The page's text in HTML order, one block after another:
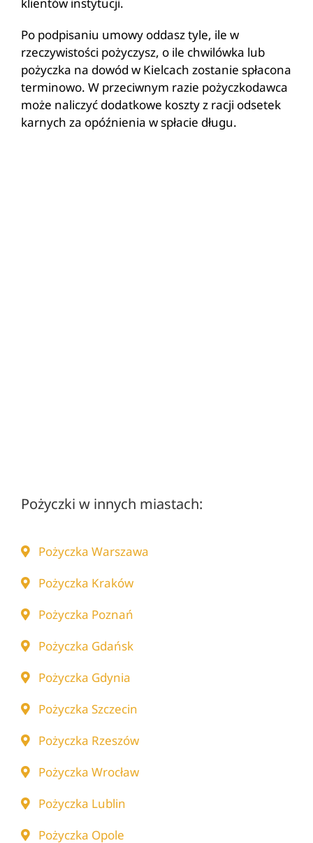
klientów instytucji.
Po podpisaniu umowy oddasz tyle, ile w
rzeczywistości pożyczysz, o ile chwilówka lub
pożyczka na dowód w Kielcach zostanie spłacona
terminowo. W przeciwnym razie pożyczkodawca
może naliczyć dodatkowe koszty z racji odsetek
karnych za opóźnienia w spłacie długu.
Pożyczki w innych miastach:
Pożyczka Warszawa
Pożyczka Kraków
Pożyczka Poznań
Pożyczka Gdańsk
Pożyczka Gdynia
Pożyczka Szczecin
Pożyczka Rzeszów
Pożyczka Wrocław
Pożyczka Lublin
Pożyczka Opole